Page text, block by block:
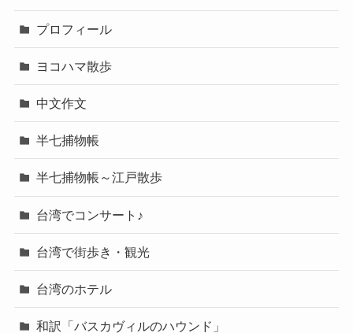
プロフィール
ヨコハマ散歩
中文作文
半七捕物帳
半七捕物帳～江戸散歩
台湾でコンサート♪
台湾で街歩き・観光
台湾のホテル
和訳「バスカヴィルのハウンド」